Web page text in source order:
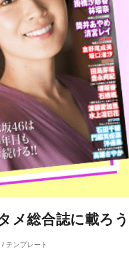
メ総合誌に載ろ
/ テンプレート